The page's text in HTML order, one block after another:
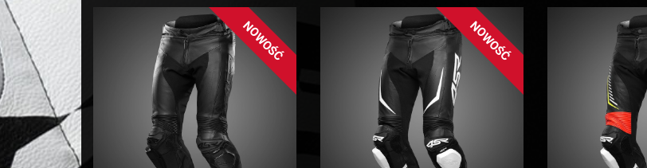
NOWOŚĆ NOWOŚĆ